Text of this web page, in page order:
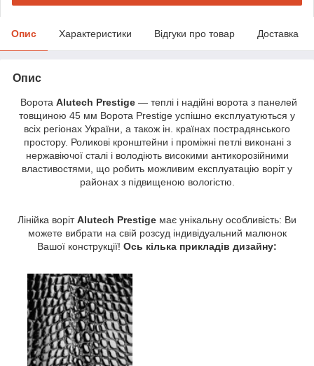
Опис Характеристики Відгуки про товар Доставка
Опис
Ворота Alutech Prestige— теплі і надійні ворота з панелей
товщиною 45 мм Ворота Prestige успішно експлуатуються у
всіх регіонах України, а також ін. країнах пострадянського
простору. Роликові кронштейни і проміжні петлі виконані з
нержавіючої сталі і володіють високими антикорозійними
властивостями, що робить можливим експлуатацію воріт у
районах з підвищеною вологістю.
Лінійка ворітAlutech Prestige має унікальну особливість: Ви
можете вибрати на свій розсуд індивідуальний малюнок
Вашої конструкції! Ось кілька прикладів дизайну: